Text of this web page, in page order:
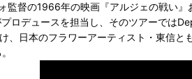
督の1966年の映画『アルジェの戦い
ロデュースを担当し、そのツアーでは
日本のフラワーアーティスト・東信と